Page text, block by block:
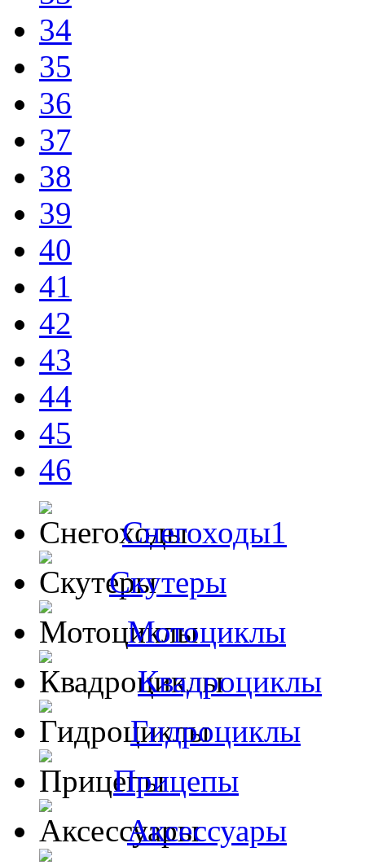
34
35
36
37
38
39
40
41
42
43
44
45
46
Снегоходы1
Скутеры
Мотоциклы
Квадроциклы
Гидроциклы
Прицепы
Аксессуары